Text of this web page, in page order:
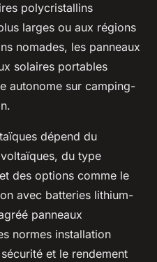
polycristallins
larges ou aux régions
nomades, les panneaux
solaires portables
autonome sur camping-
dépend du
du type
des options comme le
avec batteries lithium-
panneaux
normes installation
et le rendement